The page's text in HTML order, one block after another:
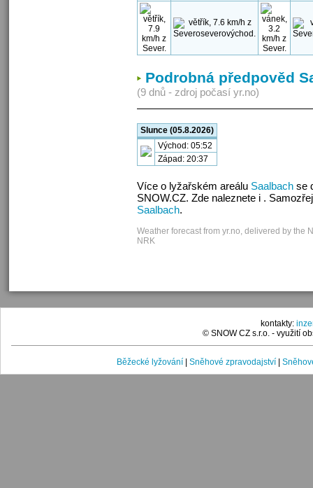
Podrobná předpověd
(9 dnů - zdroj počasí yr.no)
Slunce (05.8.2026)
Východ: 05:52
Západ: 20:37
Více o lyžařském areálu Saalbach se
SNOW.CZ. Zde naleznete i .
Saalbach.
Weather forecast from yr.no, delivered by the
NRK
kontakty:
© SNOW CZ s.r.o. - využití
Běžecké lyžování Sněhové zpravodajství